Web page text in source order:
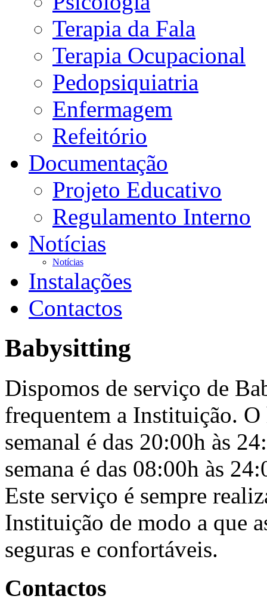
Terapia da Fala
Terapia Ocupacional
Pedopsiquiatria
Enfermagem
Refeitório
Documentação
Projeto Educativo
Regulamento Interno
Notícias
Notícias
Instalações
Contactos
Babysitting
Dispomos de serviço de
frequentem a Instituição.
semanal é das 20:00h às
semana é das 08:00h às
Este serviço é sempre
Instituição de modo a que
seguras e confortáveis.
Contactos